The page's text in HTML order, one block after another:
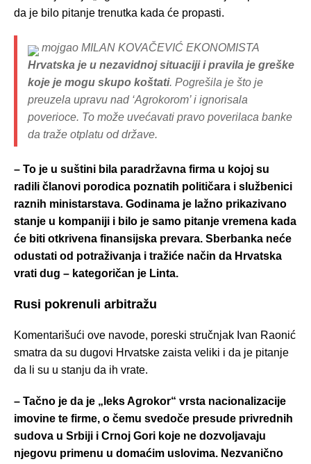
da je bilo pitanje trenutka kada će propasti.
mojgao MILAN KOVAČEVIĆ EKONOMISTA
Hrvatska je u nezavidnoj situaciji i pravila je greške
koje je mogu skupo koštati. Pogrešila je što je
preuzela upravu nad ‘Agrokorom’ i ignorisala
poverioce. To može uvećavati pravo poverilaca banke
da traže otplatu od države.
– To je u suštini bila paradržavna firma u kojoj su
radili članovi porodica poznatih političara i službenici
raznih ministarstava. Godinama je lažno prikazivano
stanje u kompaniji i bilo je samo pitanje vremena kada
će biti otkrivena finansijska prevara. Sberbanka neće
odustati od potraživanja i tražiće način da Hrvatska
vrati dug – kategoričan je Linta.
Rusi pokrenuli arbitražu
Komentarišući ove navode, poreski stručnjak Ivan Raonić
smatra da su dugovi Hrvatske zaista veliki i da je pitanje
da li su u stanju da ih vrate.
– Tačno je da je „leks Agrokor“ vrsta nacionalizacije
imovine te firme, o čemu svedoče presude privrednih
sudova u Srbiji i Crnoj Gori koje ne dozvoljavaju
njegovu primenu u domaćim uslovima. Nezvanično